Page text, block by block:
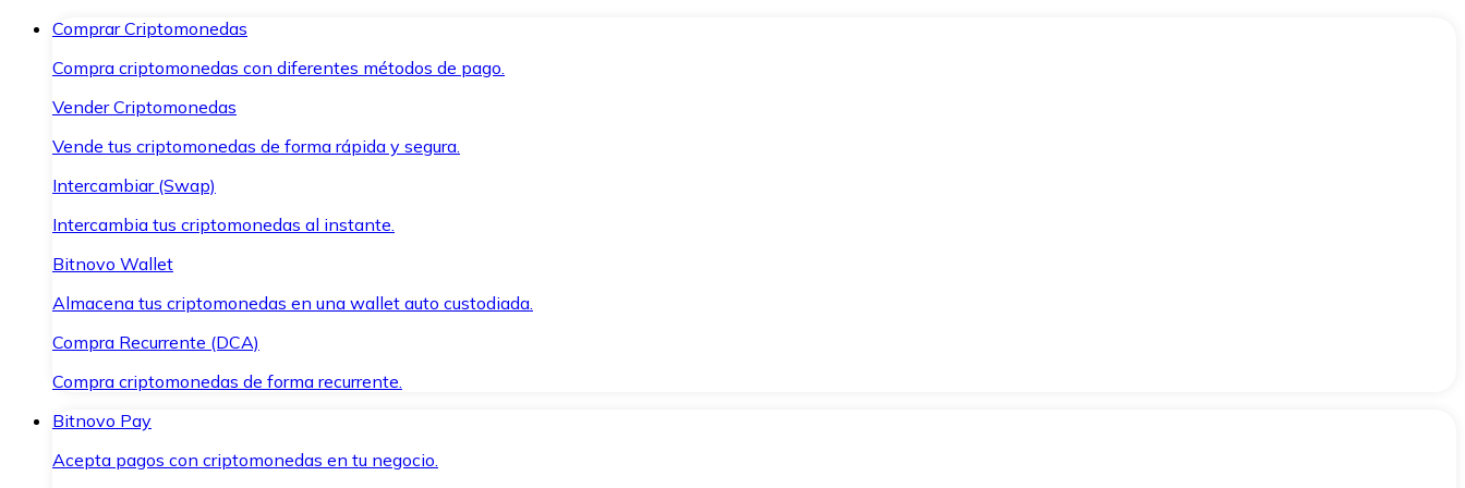
Comprar Criptomonedas
Compra criptomonedas con diferentes métodos de pago.
Vender Criptomonedas
Vende tus criptomonedas de forma rápida y segura.
Intercambiar (Swap)
Intercambia tus criptomonedas al instante.
Bitnovo Wallet
Almacena tus criptomonedas en una wallet auto custodiada.
Compra Recurrente (DCA)
Compra criptomonedas de forma recurrente.
Bitnovo Pay
Acepta pagos con criptomonedas en tu negocio.